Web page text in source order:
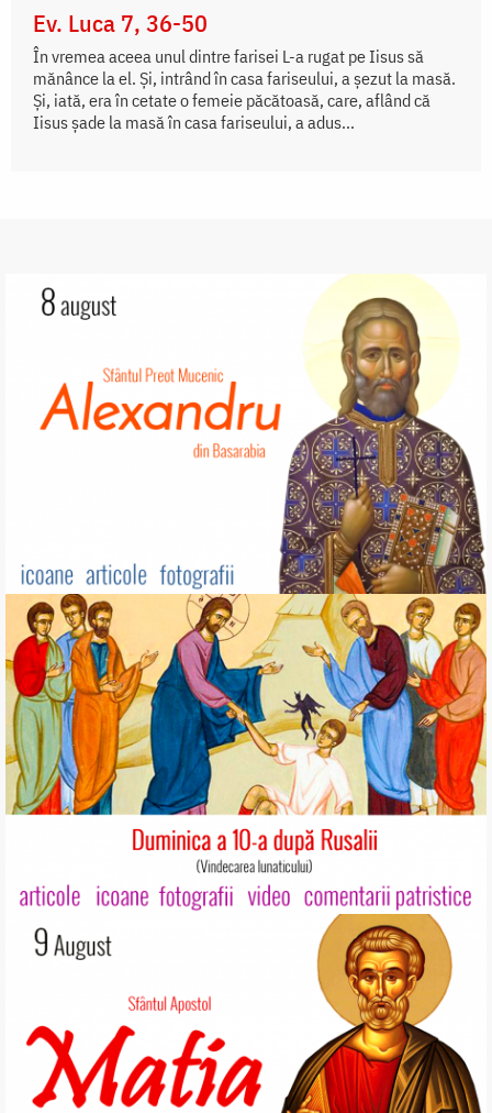
Ev. Luca 7, 36-50
În vremea aceea unul dintre farisei L-a rugat pe Iisus să
mănânce la el. Și, intrând în casa fariseului, a șezut la masă.
Și, iată, era în cetate o femeie păcătoasă, care, aflând că
Iisus șade la masă în casa fariseului, a adus...